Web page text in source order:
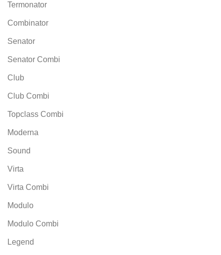
Termonator
Combinator
Senator
Senator Combi
Club
Club Combi
Topclass Combi
Moderna
Sound
Virta
Virta Combi
Modulo
Modulo Combi
Legend